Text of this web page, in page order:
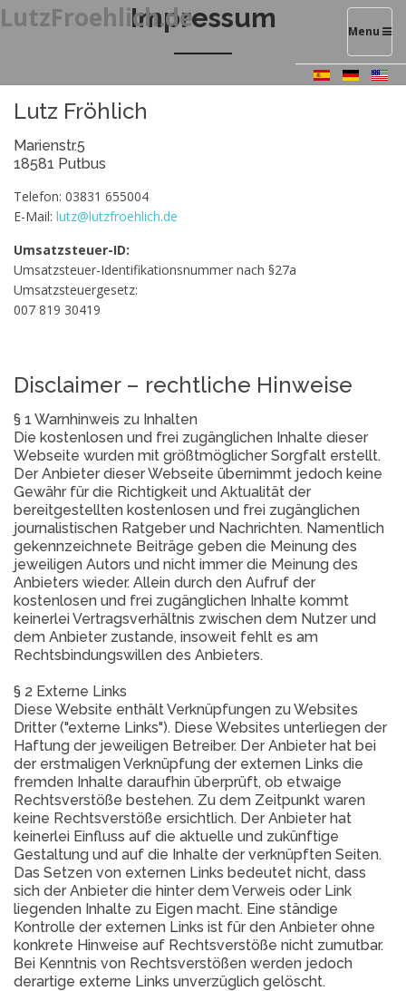
Toggle
Menu
LutzFroehlich.deImpressum
Lutz Fröhlich
Marienstr.5
18581 Putbus
Telefon: 03831 655004
E-Mail: lutz@lutzfroehlich.de
Umsatzsteuer-ID:
Umsatzsteuer-Identifikationsnummer nach §27a
Umsatzsteuergesetz:
007 819 30419
Disclaimer – rechtliche Hinweise
§ 1 Warnhinweis zu Inhalten
Die kostenlosen und frei zugänglichen Inhalte dieser
Webseite wurden mit größtmöglicher Sorgfalt erstellt.
Der Anbieter dieser Webseite übernimmt jedoch keine
Gewähr für die Richtigkeit und Aktualität der
bereitgestellten kostenlosen und frei zugänglichen
journalistischen Ratgeber und Nachrichten. Namentlich
gekennzeichnete Beiträge geben die Meinung des
jeweiligen Autors und nicht immer die Meinung des
Anbieters wieder. Allein durch den Aufruf der
kostenlosen und frei zugänglichen Inhalte kommt
keinerlei Vertragsverhältnis zwischen dem Nutzer und
dem Anbieter zustande, insoweit fehlt es am
Rechtsbindungswillen des Anbieters.
§ 2 Externe Links
Diese Website enthält Verknüpfungen zu Websites
Dritter ("externe Links"). Diese Websites unterliegen der
Haftung der jeweiligen Betreiber. Der Anbieter hat bei
der erstmaligen Verknüpfung der externen Links die
fremden Inhalte daraufhin überprüft, ob etwaige
Rechtsverstöße bestehen. Zu dem Zeitpunkt waren
keine Rechtsverstöße ersichtlich. Der Anbieter hat
keinerlei Einfluss auf die aktuelle und zukünftige
Gestaltung und auf die Inhalte der verknüpften Seiten.
Das Setzen von externen Links bedeutet nicht, dass
sich der Anbieter die hinter dem Verweis oder Link
liegenden Inhalte zu Eigen macht. Eine ständige
Kontrolle der externen Links ist für den Anbieter ohne
konkrete Hinweise auf Rechtsverstöße nicht zumutbar.
Bei Kenntnis von Rechtsverstößen werden jedoch
derartige externe Links unverzüglich gelöscht.